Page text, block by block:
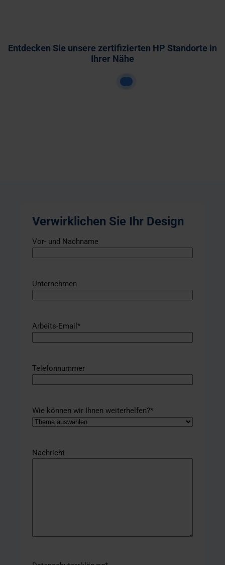
Entdecken Sie unsere zertifizierten HP Standorte in
Ihrer Nähe
Verwirklichen Sie Ihr Design
Vor- und Nachname
Unternehmen
Arbeits-Email *
Telefonnummer
Wie können wir Ihnen weiterhelfen?*
Nachricht